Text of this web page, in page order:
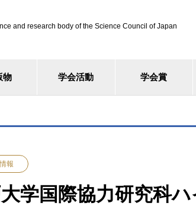
and research body of the Science Council of Japan
物 学会活動 学会賞
報
学国際協力研究科